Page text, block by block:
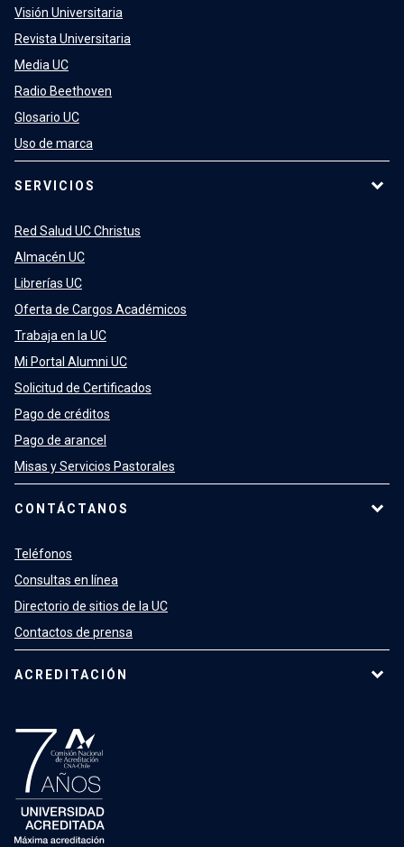
Visión Universitaria
Revista Universitaria
Media UC
Radio Beethoven
Glosario UC
Uso de marca
SERVICIOS
Red Salud UC Christus
Almacén UC
Librerías UC
Oferta de Cargos Académicos
Trabaja en la UC
Mi Portal Alumni UC
Solicitud de Certificados
Pago de créditos
Pago de arancel
Misas y Servicios Pastorales
CONTÁCTANOS
Teléfonos
Consultas en línea
Directorio de sitios de la UC
Contactos de prensa
ACREDITACIÓN